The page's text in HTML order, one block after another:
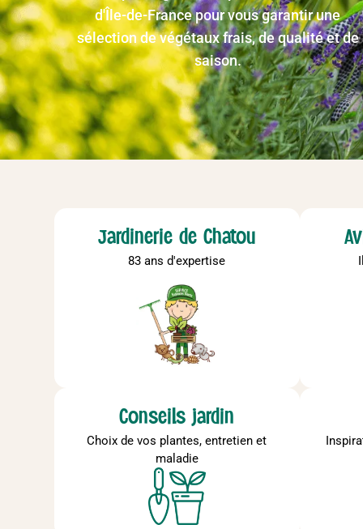
d'Île-de-France pour vous garantir une
sélection de végétaux frais, de qualité et de
saison.
Jardinerie de Chatou
83 ans d'expertise
Conseils jardin
Choix de vos plantes, entretien et
maladie